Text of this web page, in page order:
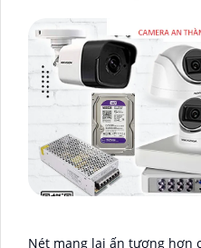
Nét mang lại ấn tượng hơn